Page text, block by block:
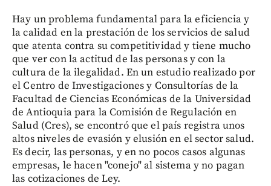
Hay un problema fundamental para la eficiencia y
la calidad en la prestación de los servicios de salud
que atenta contra su competitividad y tiene mucho
que ver con la actitud de las personas y con la
cultura de la ilegalidad. En un estudio realizado por
el Centro de Investigaciones y Consultorías de la
Facultad de Ciencias Económicas de la Universidad
de Antioquia para la Comisión de Regulación en
Salud (Cres), se encontró que el país registra unos
altos niveles de evasión y elusión en el sector salud.
Es decir, las personas, y en no pocos casos algunas
empresas, le hacen "conejo" al sistema y no pagan
las cotizaciones de Ley.